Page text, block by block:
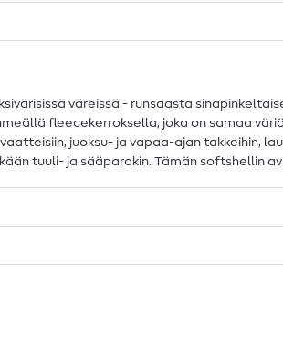
väreissä - runsaasta
fleecekerroksella, joka on samaa
juoksu- ja vapaa-ajan takkeihin,
tuuli- ja sääparakin. Tämän softshellin